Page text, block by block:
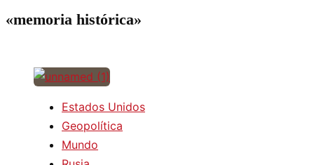
«memoria histórica»
Estados Unidos
Geopolítica
Mundo